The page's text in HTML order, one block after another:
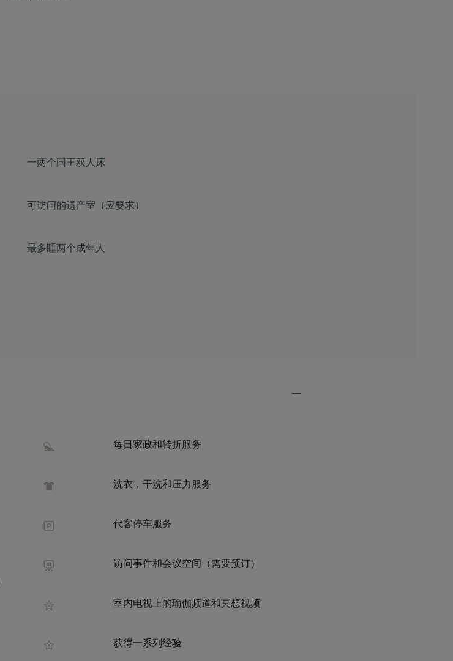
一两个国王双人床
可访问的遗产室（应要求）
最多睡两个成年人
每日家政和转折服务
洗衣，干洗和压力服务
代客停车服务
访问事件和会议空间（需要预订）
室内电视上的瑜伽频道和冥想视频
获得一系列经验